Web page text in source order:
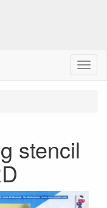
M
e
stencil